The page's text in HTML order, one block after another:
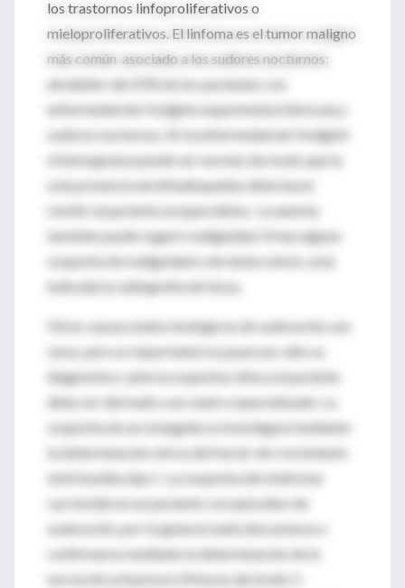
los trastornos linfoproliferativos o
mieloproliferativos. El linfoma es el tumor maligno
más común asociado a los sudores nocturnos;
alrededor del 25% de los pacientes con
enfermedad de Hodgkin experimenta febrícula y
sudores nocturnos. En la enfermedad de Hodgkin
el hemograma puede ser normal, de modo que la
sola presencia de linfadeopatías debe hacer
remitir al paciente al especialista. La anemia
también puede sugerir malignidad. Si hay alguna
sospecha de malignidad o de tuberculosis, está
indicada la radiografía de tórax.
Otras causas endocrinológicas de sudoración son
raras, pero es importante no pasar por alto su
diagnóstico; ante la sospecha clínica el paciente
debe ser derivado a un centro especializado. La
sospecha de acromegalia se investigará mediante
la determinación sérica del factor de crecimiento
símil insulina tipo I. La sospecha del síndrome
carcinoide en un paciente con episodios de
sudoración, por lo general suele descartarse o
confirmarse mediante la determinación de la
excreción urinaria en 24 horas del ácido 5-